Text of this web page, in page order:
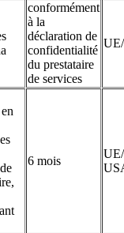
conformément
à la
déclaration de
confidentialité
du prestataire
de services
6 mois